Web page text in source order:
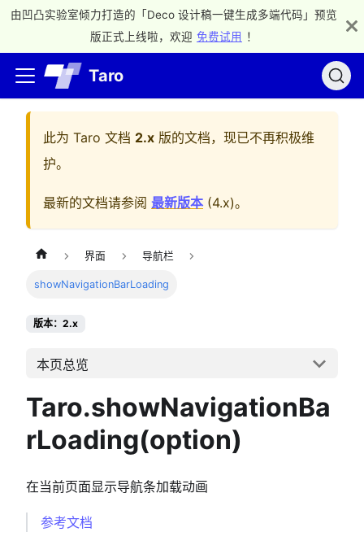
由凹凸实验室倾力打造的「Deco 设计稿一键生成多端代码」预览
版正式上线啦，欢迎 免费试用 ！
Taro
此为 Taro 文档 2.x 版的文档，现已不再积极维
护。
最新的文档请参阅 最新版本 (4.x)。
界面 导航栏
showNavigationBarLoading
版本：2.x
本页总览
Taro.showNavigationBa
rLoading(option)
在当前页面显示导航条加载动画
参考文档